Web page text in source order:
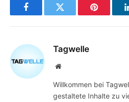
FacebookTwitter Pinterest
Tagwelle
Website
Willkommen bei
gestaltete Inhalte zu